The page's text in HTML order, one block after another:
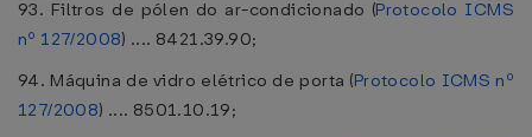
93. Filtros de pólen do ar-condicionado (Protocolo ICMS
nº 127/2008) .... 8421.39.90;
94. Máquina de vidro elétrico de porta (Protocolo ICMS nº
127/2008) .... 8501.10.19;